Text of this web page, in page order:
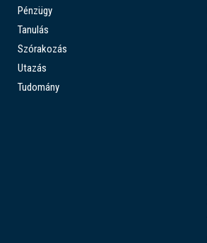
Pénzügy
Tanulás
Szórakozás
Utazás
Tudomány